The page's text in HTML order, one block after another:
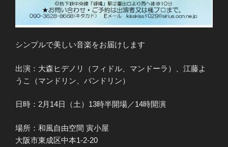
シンプルで美しい音楽をお届けします
出演：大森ヒデノリ（フィドル、マンドーラ）、江藤よ
うこ（マンドリン、バンドリン）
日時：2月14日（土）13時半開場／14時開演
場所：和風自由空間 寅小屋
大阪市東成区中本1-2-20